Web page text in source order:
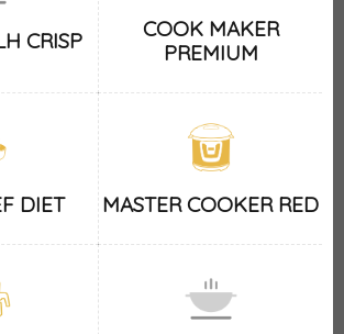
CRISP
COOK MAKER
PREMIUM
DIET MASTER COOKER RED